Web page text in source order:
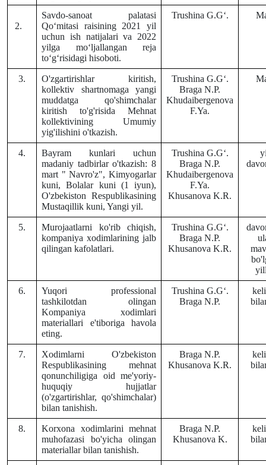
2.
Savdo-sanoat palatasi
Qoʻmitasi raisining 2021 yil
uchun ish natijalari va 2022
yilga moʻljallangan reja
toʻgʻrisidagi hisoboti.
Trushina G.Gʻ.
3.
O'zgartirishlar kiritish,
kollektiv shartnomaga yangi
muddatga qo'shimchalar
kiritish to'g'risida Mehnat
kollektivining Umumiy
yig'ilishini o'tkazish.
Trushina G.Gʻ.
Braga N.P.
Khudaibergenova
F.Ya.
4.
Bayram kunlari uchun
madaniy tadbirlar o'tkazish: 8
mart " Navro'z", Kimyogarlar
kuni, Bolalar kuni (1 iyun),
O'zbekiston Respublikasining
Mustaqillik kuni, Yangi yil.
Trushina G.Gʻ.
Braga N.P.
Khudaibergenova
F.Ya.
Khusanova K.R.
5.
Murojaatlarni ko'rib chiqish,
kompaniya xodimlarining jalb
qilingan kafolatlari.
Trushina G.Gʻ.
Braga N.P.
Khusanova K.R.
6.
Yuqori professional
tashkilotdan olingan
Kompaniya xodimlari
materiallari e'tiboriga havola
eting.
Trushina G.Gʻ.
Braga N.P.
7.
Xodimlarni O'zbekiston
Respublikasining mehnat
qonunchiligiga oid me'yoriy-
huquqiy hujjatlar
(o'zgartirishlar, qo'shimchalar)
bilan tanishish.
Braga N.P.
Khusanova K.R.
8.
Korxona xodimlarini mehnat
muhofazasi bo'yicha olingan
materiallar bilan tanishish.
Braga N.P.
Khusanova K.